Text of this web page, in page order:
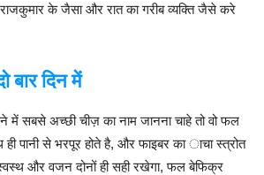
के जैसा और रात का गरीब व्यक्ति जैसे करे
बार दिन में
सबसे अच्छी चीज़ का नाम जानना चाहे तो वो फल
पानी से भरपूर होते है, और फाइबर का ाचा स्त्रोत
और वजन दोनों ही सही रखेगा, फल बेफिक्र